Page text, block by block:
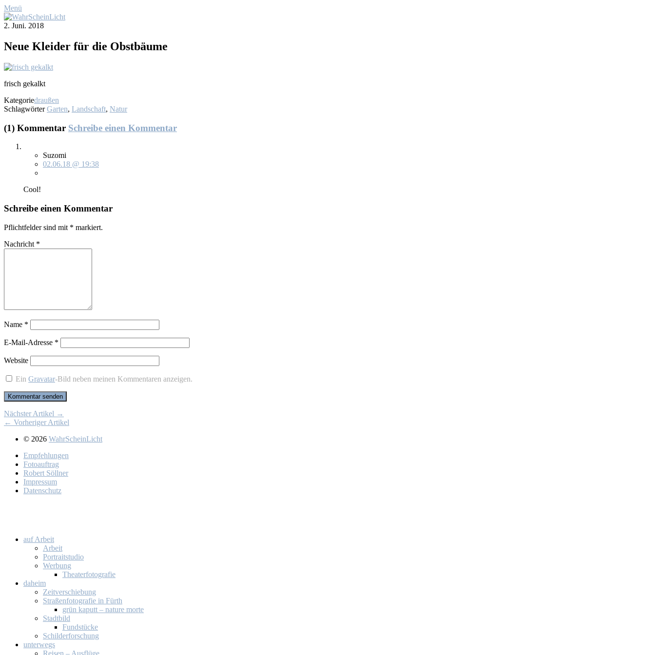
Menü
2. Juni. 2018
Neue Klei­der für die Obst­bäu­me
frisch ge­kalkt
Kategoriedraußen
Schlagwörter Garten, Landschaft, Natur
(1) Kommentar Schreibe einen Kommentar
Suzomi
02.06.18 @ 19:38
Cool!
Schreibe einen Kommentar
Pflichtfelder sind mit * markiert.
Nachricht *
Name *
E-Mail-Adresse *
Website
EinGravatar-Bild neben meinen Kommentaren anzeigen.
Nächster Artikel →
← Vorheriger Artikel
© 2026 WahrScheinLicht
Emp­feh­lun­gen
Fo­to­auf­trag
Ro­bert Söll­ner
Im­pres­sum
Da­ten­schutz
auf Ar­beit
Ar­beit
Por­trait­stu­dio
Wer­bung
Thea­ter­fo­to­gra­fie
da­heim
Zeit­ver­schie­bung
Stra­ßen­fo­to­gra­fie in Fürth
grün ka­putt – na­tu­re mor­te
Stadt­bild
Fund­stü­cke
Schil­der­for­schung
un­ter­wegs
Rei­sen – Aus­flü­ge